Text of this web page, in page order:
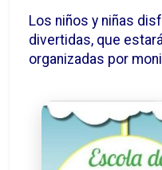
Los niños y niñas
divertidas, que
organizadas por